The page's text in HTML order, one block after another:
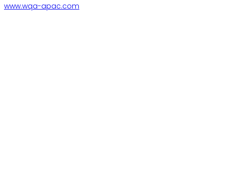
www.wqa-apac.com